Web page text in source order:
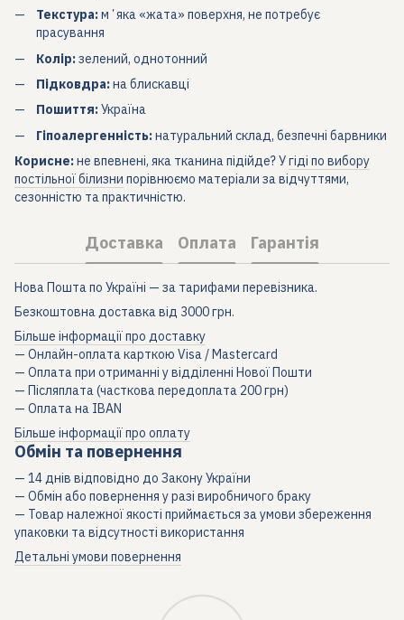
Текстура:мʼяка «жата» поверхня, не потребує
прасування
Колір:зелений, однотонний
Підковдра:на блискавці
Пошиття:Україна
Гіпоалергенність:натуральний склад, безпечні барвники
Корисне:не впевнені, яка тканина підійде? Угіді по вибору
постільної білизни порівнюємо матеріали за відчуттями,
сезонністю та практичністю.
Доставка Оплата Гарантія
Нова Пошта по Україні — за тарифами перевізника.
Безкоштовна доставка від 3000 грн.
Більше інформації про доставку
— Онлайн-оплата карткою Visa / Mastercard
— Оплата при отриманні у відділенні Нової Пошти
— Післяплата (часткова передоплата 200 грн)
— Оплата на IBAN
Більше інформації про оплату
Обмін та повернення
— 14 днів відповідно до Закону України
— Обмін або повернення у разі виробничого браку
— Товар належної якості приймається за умови збереження
упаковки та відсутності використання
Детальні умови повернення